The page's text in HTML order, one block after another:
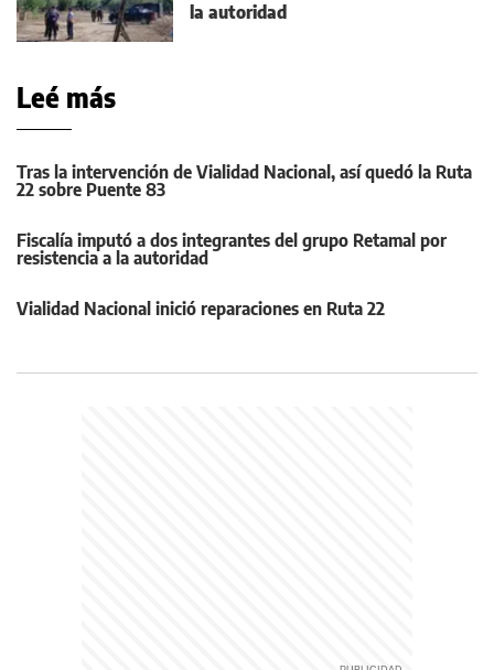
la autoridad
Leé más
Tras la intervención de Vialidad Nacional, así quedó la Ruta
22 sobre Puente 83
Fiscalía imputó a dos integrantes del grupo Retamal por
resistencia a la autoridad
Vialidad Nacional inició reparaciones en Ruta 22